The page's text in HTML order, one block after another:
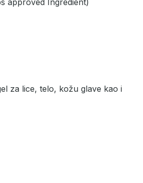
za lice, telo, kožu glave kao i